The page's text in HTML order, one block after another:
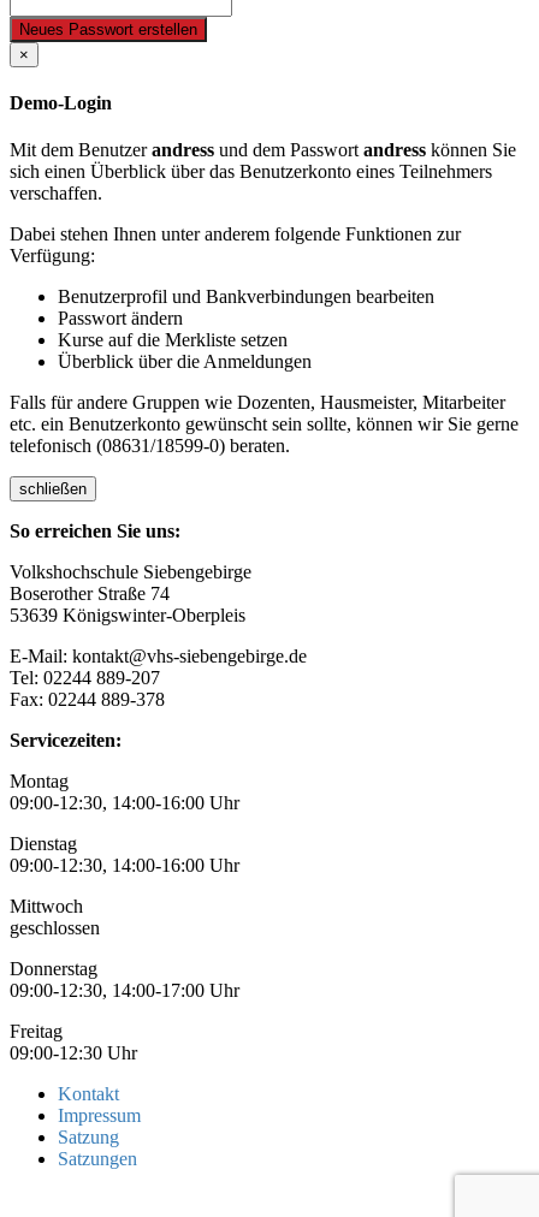
Neues Passwort erstellen
×
Demo-Login
Mit dem Benutzerandress und dem Passwortandress können Sie
sich einen Überblick über das Benutzerkonto eines Teilnehmers
verschaffen.
Dabei stehen Ihnen unter anderem folgende Funktionen zur
Verfügung:
Benutzerprofil und Bankverbindungen bearbeiten
Passwort ändern
Kurse auf die Merkliste setzen
Überblick über die Anmeldungen
Falls für andere Gruppen wie Dozenten, Hausmeister, Mitarbeiter
etc. ein Benutzerkonto gewünscht sein sollte, können wir Sie gerne
telefonisch (08631/18599-0) beraten.
schließen
So erreichen Sie uns:
Volkshochschule Siebengebirge
Boserother Straße 74
53639 Königswinter-Oberpleis
E-Mail: kontakt@vhs-siebengebirge.de
Tel: 02244 889-207
Fax: 02244 889-378
Servicezeiten:
Montag
09:00-12:30, 14:00-16:00 Uhr
Dienstag
09:00-12:30, 14:00-16:00 Uhr
Mittwoch
geschlossen
Donnerstag
09:00-12:30, 14:00-17:00 Uhr
Freitag
09:00-12:30 Uhr
Kontakt
Impressum
Satzung
Satzungen